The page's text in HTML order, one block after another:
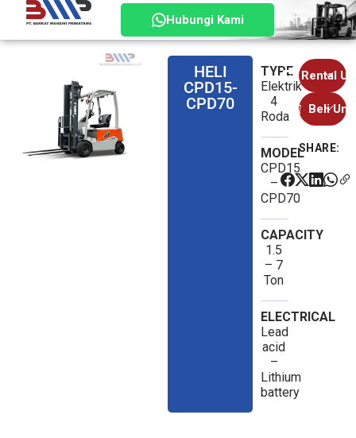
Hubungi Kami
HELI
CPD15-
CPD70
TYPE
Elektrik
4
Roda
MODEL
CPD15
–
CPD70
CAPACITY
1.5
– 7
Ton
ELECTRICAL
Lead
acid
–
Lithium
battery
Rental
Sales
1
2
Beli Unit
1
2
SHARE: